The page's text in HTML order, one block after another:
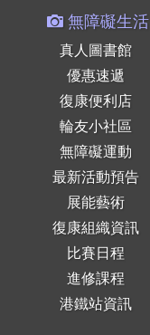
無障礙生活
真人圖書館
優惠速遞
復康便利店
輪友小社區
無障礙運動
最新活動預告
展能藝術
復康組織資訊
比賽日程
進修課程
港鐵站資訊